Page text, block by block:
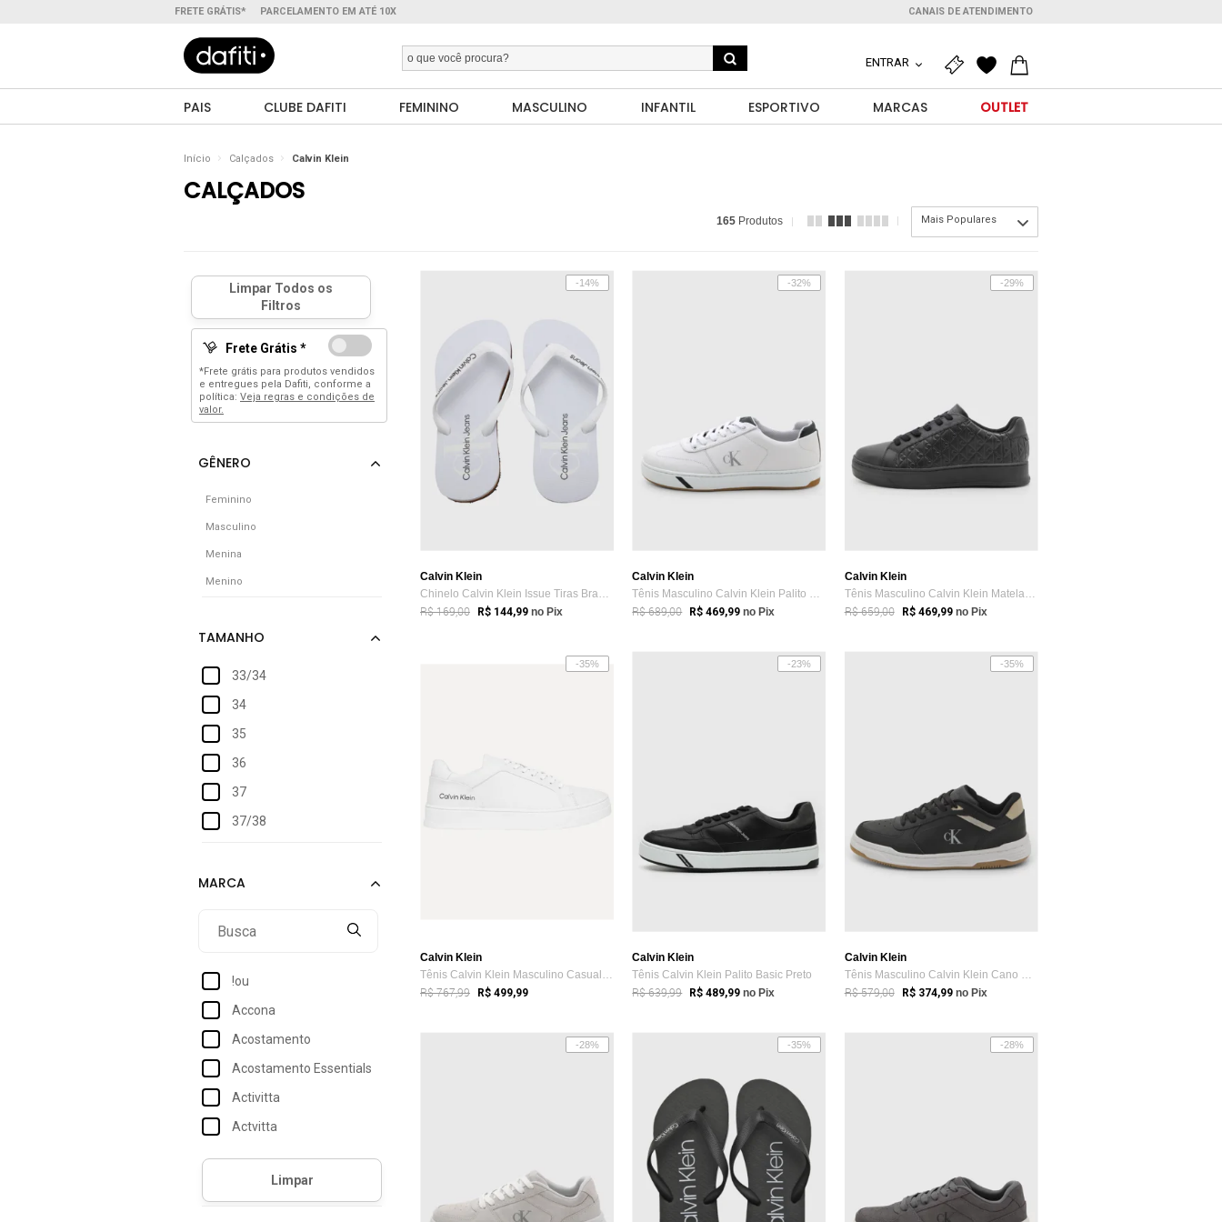
FRETE GRÁTIS* PARCELAMENTO EM ATÉ 10X CANAIS DE ATENDIMENTO
ENTRAR
PAIS CLUBE DAFITI FEMININO MASCULINO INFANTIL ESPORTIVO MARCAS OUTLET
Início Calçados Calvin Klein
CALÇADOS
165 Produtos Mais Populares
Frete Grátis *
*Frete grátis para produtos vendidos
e entregues pela Dafiti, conforme a
política: Veja regras e condições de
valor.
Feminino
Masculino
Menina
Menino
33/34
34
35
36
37
37/38
39
40
!ou
Accona
Acostamento
Acostamento Essentials
Activitta
Actvitta
Addan
-14%
Calvin Klein
Chinelo Calvin Klein Issue Tiras Branco
R$ 169,00 R$ 144,99 no Pix
-32%
Calvin Klein
Tênis Masculino Calvin Klein Palito Clea...
R$ 689,00 R$ 469,99 no Pix
-29%
Calvin Klein
Tênis Masculino Calvin Klein Matelassê Preto
R$ 659,00 R$ 469,99 no Pix
-35%
Calvin Klein
Tênis Calvin Klein Masculino Casual Conf...
R$ 767,99 R$ 499,99
-23%
Calvin Klein
Tênis Calvin Klein Palito Basic Preto
R$ 639,99 R$ 489,99 no Pix
-35%
Calvin Klein
Tênis Masculino Calvin Klein Cano Baixo ...
R$ 579,00 R$ 374,99 no Pix
-28% -35% -28%